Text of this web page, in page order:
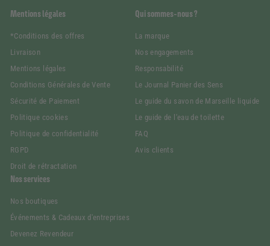
Mentions légales
*Conditions des offres
Livraison
Mentions légales
Conditions Générales de Vente
Sécurité de Paiement
Politique cookies
Politique de confidentialité
RGPD
Droit de rétractation
Qui sommes-nous ?
La marque
Nos engagements
Responsabilité
Le Journal Panier des Sens
Le guide du savon de Marseille liquide
Le guide de l'eau de toilette
FAQ
Avis clients
Nos services
Nos boutiques
Événements & Cadeaux d'entreprises
Devenez Revendeur